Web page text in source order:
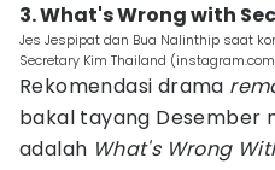
3. What's Wrong with
Jes Jespipat dan Bua Nalinthip saat
Secretary Kim Thailand
Rekomendasi drama
bakal tayang Desember
adalah What's Wrong